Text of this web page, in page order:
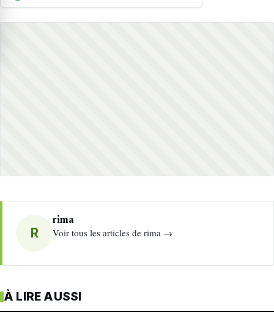
R
rima
Voir tous les articles de rima →
À LIRE AUSSI